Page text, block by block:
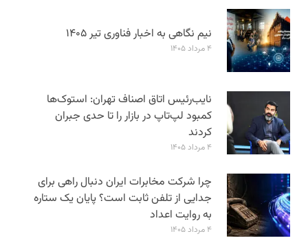
نیم نگاهی به اخبار فناوری تیر ۱۴۰۵
۴ مرداد ۱۴۰۵
نایب‌رئیس اتاق اصناف تهران: استوک‌ها
کمبود لپ‌تاپ در بازار را تا حدی جبران
کردند
۴ مرداد ۱۴۰۵
چرا شرکت مخابرات ایران دنبال راهی برای
جدایی از تلفن ثابت است؟ پایان یک ستاره
به روایت اعداد
۴ مرداد ۱۴۰۵